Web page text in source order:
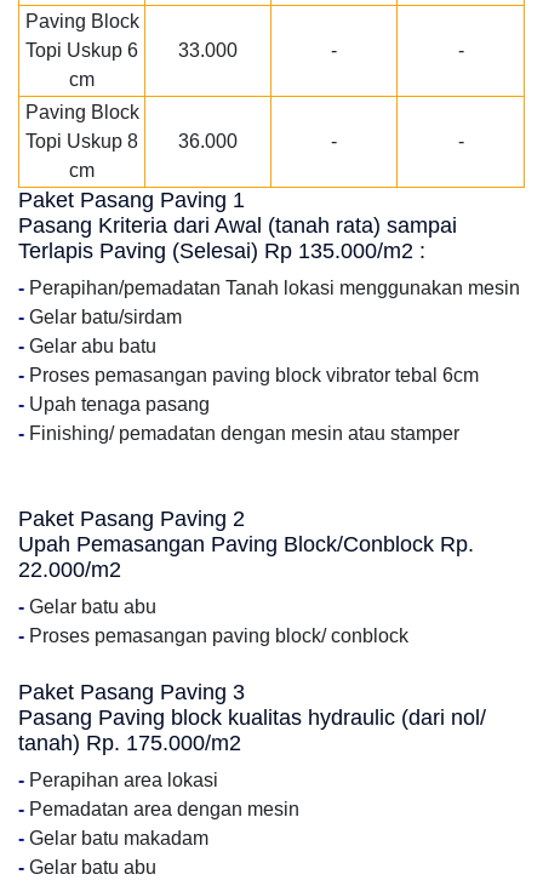
Paving Block
Topi Uskup 6
cm
33.000 - -
Paving Block
Topi Uskup 8
cm
36.000 - -
Paket Pasang Paving 1
Pasang Kriteria dari Awal (tanah rata) sampai
Terlapis Paving (Selesai) Rp 135.000/m2 :
- Perapihan/pemadatan Tanah lokasi menggunakan mesin
- Gelar batu/sirdam
- Gelar abu batu
- Proses pemasangan paving block vibrator tebal 6cm
- Upah tenaga pasang
- Finishing/ pemadatan dengan mesin atau stamper
Paket Pasang Paving 2
Upah Pemasangan Paving Block/Conblock Rp.
22.000/m2
- Gelar batu abu
- Proses pemasangan paving block/ conblock
Paket Pasang Paving 3
Pasang Paving block kualitas hydraulic (dari nol/
tanah) Rp. 175.000/m2
- Perapihan area lokasi
- Pemadatan area dengan mesin
- Gelar batu makadam
- Gelar batu abu